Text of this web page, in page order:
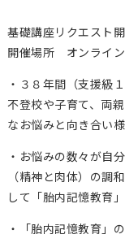
基礎講座リクエスト
開催場所 オンライン
・３８年間（支援級
不登校や子育て、両
なお悩みと向き合い
・お悩みの数々が自
（精神と肉体）の調
して「胎内記憶教育」
・「胎内記憶教育」